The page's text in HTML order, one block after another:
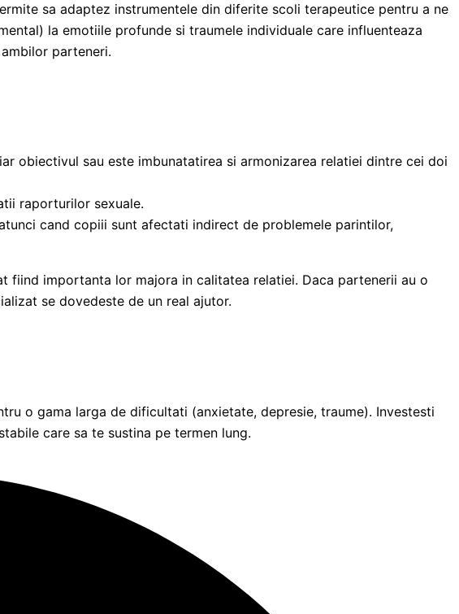
sa adaptez instrumentele din diferite scoli terapeutice pentru a ne
la emotiile profunde si traumele individuale care influenteaza
parteneri.
obiectivul sau este imbunatatirea si armonizarea relatiei dintre cei doi
raporturilor sexuale.
cand copiii sunt afectati indirect de problemele parintilor,
fiind importanta lor majora in calitatea relatiei. Daca partenerii au o
se dovedeste de un real ajutor.
o gama larga de dificultati (anxietate, depresie, traume). Investesti
care sa te sustina pe termen lung.